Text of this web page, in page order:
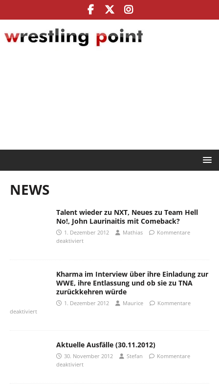
NEWS
Talent wieder zu NXT, Neues zu Team Hell
No!, John Laurinaitis mit Comeback?
1. Dezember 2012 Mathias
Kommentare
deaktiviert
Kharma im Interview über ihre Einladung zur
WWE, ihre Entlassung und ob sie zu TNA
zurückkehren würde
1. Dezember 2012 Maurice
Kommentare
deaktiviert
Aktuelle Ausfälle (30.11.2012)
30. November 2012 Stefan
Kommentare
deaktiviert